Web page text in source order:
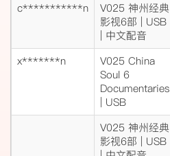
c***********n
V025 神州经典
影视6部 | USB
| 中文配音
x*******n
V025 China
Soul 6
Documentaries
| USB
V025 神州经典
影视6部 | USB